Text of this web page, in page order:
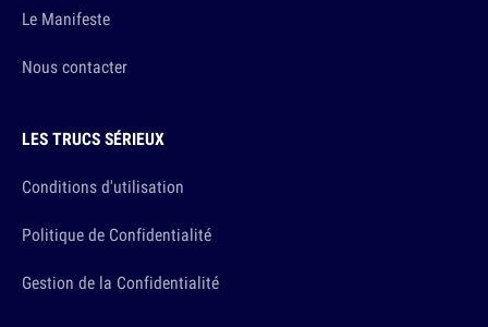
Le Manifeste
Nous contacter
LES TRUCS SÉRIEUX
Conditions d'utilisation
Politique de Confidentialité
Gestion de la Confidentialité